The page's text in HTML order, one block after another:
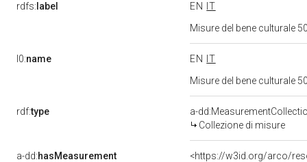
rdfs: label EN
IT
Misure del bene culturale
l0:name EN
IT
Misure del bene culturale
rdf:type
a-
Collezione di misure
a-dd:hasMeasurement
<https://w3id.org/arco/